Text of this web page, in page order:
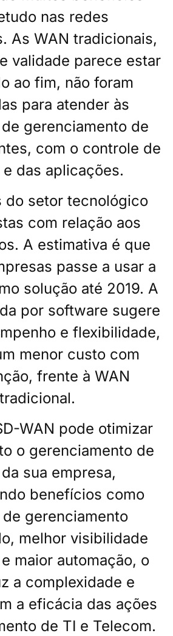
nas redes
As WAN tradicionais,
validade parece estar
ao fim, não foram
para atender às
gerenciamento de
com o controle de
das aplicações.
do setor tecnológico
com relação aos
A estimativa é que
passe a usar a
solução até 2019. A
por software sugere
e flexibilidade,
menor custo com
frente à WAN
tradicional.
WAN pode otimizar
o gerenciamento de
sua empresa,
benefícios como
gerenciamento
melhor visibilidade
maior automação, o
a complexidade e
a eficácia das ações
de TI e Telecom.